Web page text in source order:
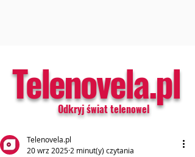
Telenovela.pl
Odkryj świat telenowel
Telenovela.pl
20 wrz 2025 2 minut(y) czytania